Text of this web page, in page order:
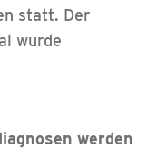
statt. Der
wurde
werden